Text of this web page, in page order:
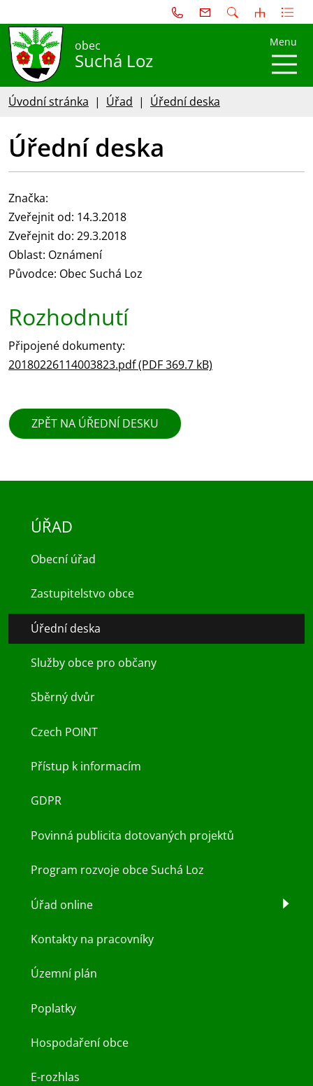
obec
Suchá Loz
Menu
Úvodní stránka Úřad Úřední deska
Úřední deska
Značka:
Zveřejnit od: 14.3.2018
Zveřejnit do: 29.3.2018
Oblast: Oznámení
Původce: Obec Suchá Loz
Rozhodnutí
Připojené dokumenty:
20180226114003823.pdf (PDF 369.7 kB)
ZPĚT NA ÚŘEDNÍ DESKU
ÚŘAD
Obecní úřad
Zastupitelstvo obce
Úřední deska
Služby obce pro občany
Sběrný dvůr
Czech POINT
Přístup k informacím
GDPR
Povinná publicita dotovaných projektů
Program rozvoje obce Suchá Loz
Úřad online
Kontakty na pracovníky
Územní plán
Poplatky
Hospodaření obce
E-rozhlas